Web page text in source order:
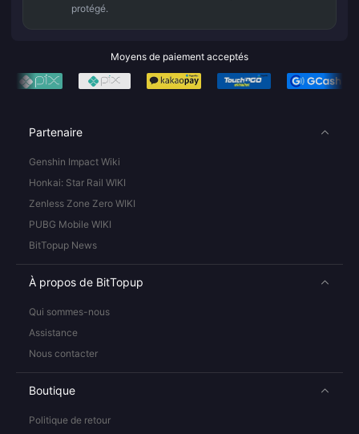
protégé.
Moyens de paiement acceptés
Partenaire
Genshin Impact Wiki
Honkai: Star Rail WIKI
Zenless Zone Zero WIKI
PUBG Mobile WIKI
BitTopup News
À propos de BitTopup
Qui sommes-nous
Assistance
Nous contacter
Boutique
Politique de retour